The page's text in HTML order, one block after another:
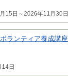
15日～2026年11月30日
ランティア養成講座
日